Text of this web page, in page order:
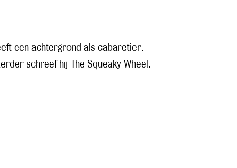
een achtergrond als cabaretier.
schreef hij The Squeaky Wheel.